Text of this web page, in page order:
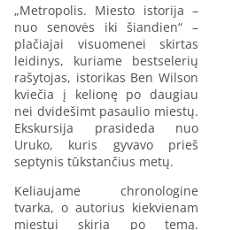
„Metropolis. Miesto istorija –
nuo senovės iki šiandien“ –
plačiajai visuomenei skirtas
leidinys, kuriame bestselerių
rašytojas, istorikas Ben Wilson
kviečia į kelionę po daugiau
nei dvidešimt pasaulio miestų.
Ekskursija prasideda nuo
Uruko, kuris gyvavo prieš
septynis tūkstančius metų.
Keliaujame chronologine
tvarka, o autorius kiekvienam
miestui skiria po temą.